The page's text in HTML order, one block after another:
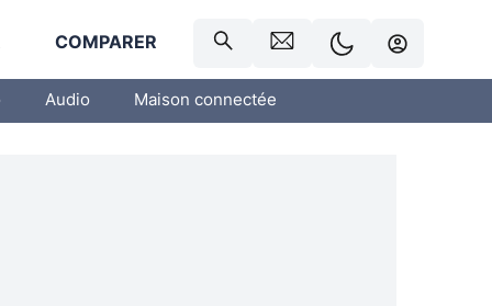
COMPARER
Audio Maison connectée